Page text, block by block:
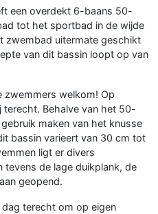
een overdekt 6-baans 50-
tot het sportbad in de wijde
zwembad uitermate geschikt
van dit bassin loopt op van
zwemmers welkom! Op
Behalve van het 50-
maken van het knusse
bassin varieert van 30 cm tot
ligt er divers
tevens de lage duikplank, de
geopend.
dag terecht om op eigen